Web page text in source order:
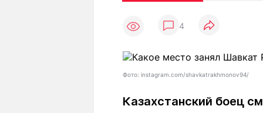
Погода
Рейтинги
Полезно
Гороскопы
Рецепты
4
Фото: instagram.com/shavkatrakhmonov94/
Казахстанский боец